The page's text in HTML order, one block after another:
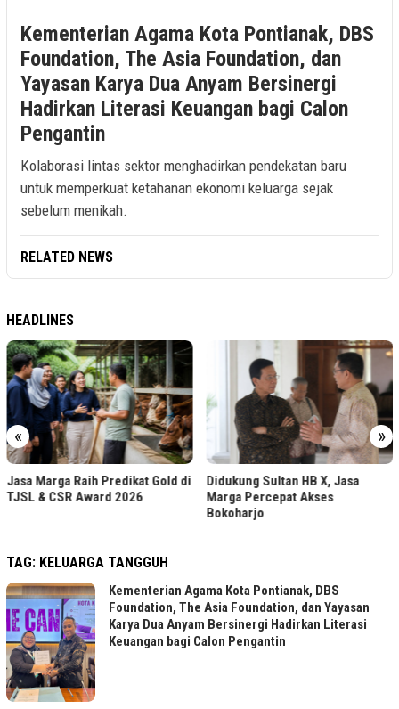
Kementerian Agama Kota Pontianak, DBS
Foundation, The Asia Foundation, dan
Yayasan Karya Dua Anyam Bersinergi
Hadirkan Literasi Keuangan bagi Calon
Pengantin
Kolaborasi lintas sektor menghadirkan pendekatan baru
untuk memperkuat ketahanan ekonomi keluarga sejak
sebelum menikah.
RELATED NEWS
HEADLINES
« »
Jasa Marga Raih Predikat Gold di
TJSL & CSR Award 2026
Didukung Sultan HB X, Jasa
Marga Percepat Akses
Bokoharjo
TAG: KELUARGA TANGGUH
Kementerian Agama Kota Pontianak, DBS
Foundation, The Asia Foundation, dan Yayasan
Karya Dua Anyam Bersinergi Hadirkan Literasi
Keuangan bagi Calon Pengantin